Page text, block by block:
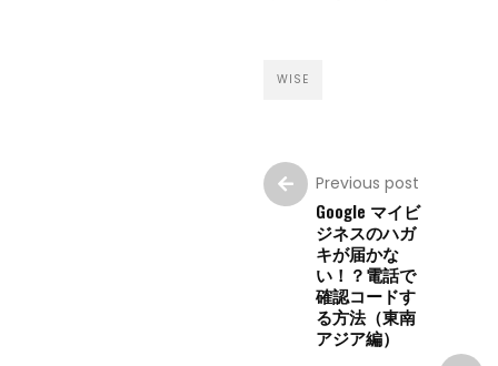
WISE
Previous post
Google マイビ
ジネスのハガ
キが届かな
い！？電話で
確認コードす
る方法（東南
アジア編）